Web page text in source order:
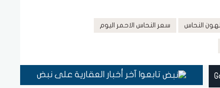
النحاس سعر النحاس الاحمر اليوم
تابعوا آخر أخبار العقارية على نبض